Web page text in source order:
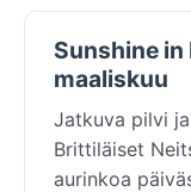
Sunshine
maaliskuu
Jatkuva pilvi
Brittiläiset
aurinkoa